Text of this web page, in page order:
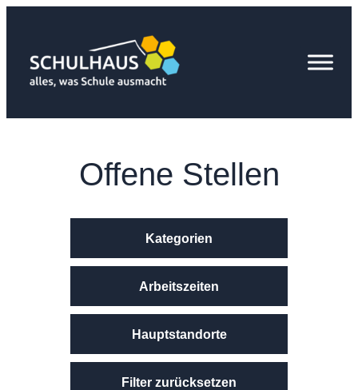
springen
Offene Stellen
Kategorien
Arbeitszeiten
Hauptstandorte
Filter zurücksetzen